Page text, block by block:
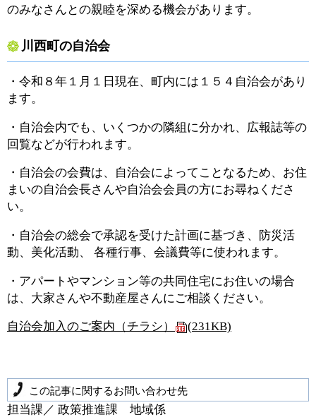
のみなさんとの親睦を深める機会があります。
川西町の自治会
・令和８年１月１日現在、町内には１５４自治会があり
ます。
・自治会内でも、いくつかの隣組に分かれ、広報誌等の
回覧などが行われます。
・自治会の会費は、自治会によってことなるため、お住
まいの自治会長さんや自治会会員の方にお尋ねくださ
い。
・自治会の総会で承認を受けた計画に基づき、防災活
動、美化活動、 各種行事、会議費等に使われます。
・アパートやマンション等の共同住宅にお住いの場合
は、大家さんや不動産屋さんにご相談ください。
自治会加入のご案内（チラシ） (231KB)
この記事に関するお問い合わせ先
担当課／ 政策推進課 地域係